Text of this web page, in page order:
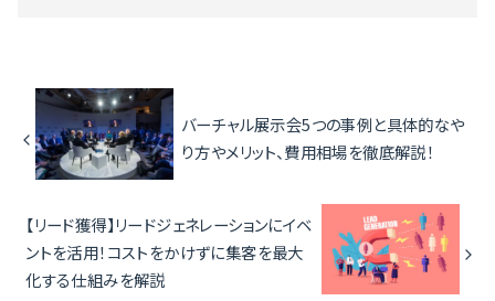
バーチャル展示会5つの事例と具体的なや
り方やメリット、費用相場を徹底解説！
【リード獲得】リードジェネレーションにイベ
ントを活用！コストをかけずに集客を最大
化する仕組みを解説